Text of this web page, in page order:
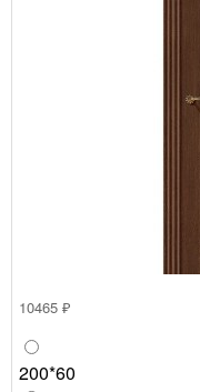
10465 ₽
200*60